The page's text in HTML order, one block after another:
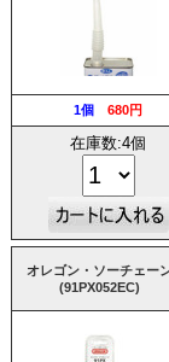
1個 680円
在庫数:4個
オレゴン・ソーチェー
(91PX052EC)